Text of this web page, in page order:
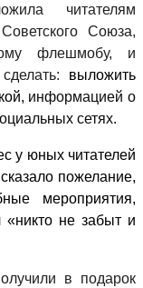
читателям
Союза,
флешмобу, и
выложить
информацией о
сетях.
у юных читателей
пожелание,
мероприятия,
не забыт и
в подарок